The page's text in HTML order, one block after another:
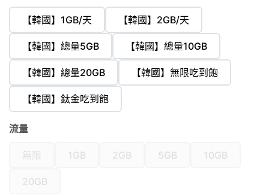
【韓國】1GB/天 【韓國】2GB/天
【韓國】總量5GB 【韓國】總量10GB
【韓國】總量20GB 【韓國】無限吃到飽
【韓國】鈦金吃到飽
流量
無限 1GB 2GB 5GB 10GB
20GB